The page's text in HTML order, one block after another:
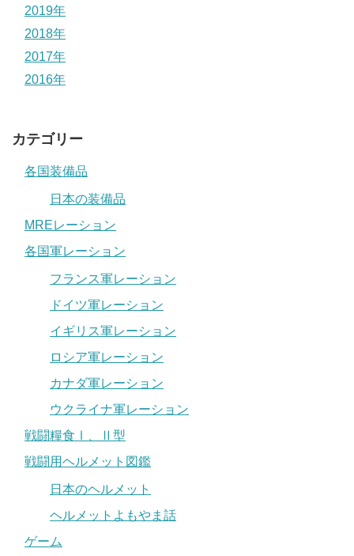
2019年
2018年
2017年
2016年
カテゴリー
各国装備品
日本の装備品
MREレーション
各国軍レーション
フランス軍レーション
ドイツ軍レーション
イギリス軍レーション
ロシア軍レーション
カナダ軍レーション
ウクライナ軍レーション
戦闘糧食Ⅰ、Ⅱ型
戦闘用ヘルメット図鑑
日本のヘルメット
ヘルメットよもやま話
ゲーム